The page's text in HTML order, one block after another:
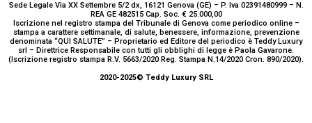
Sede Legale Via XX Settembre 5/2 dx, 16121 Genova (GE) – P. Iva 02391480999 – N.
REA GE 482515 Cap. Soc. € 25.000,00
Iscrizione nel registro stampa del Tribunale di Genova come periodico online –
stampa a carattere settimanale, di salute, benessere, informazione, prevenzione
denominata “QUI SALUTE” – Proprietario ed Editore del periodico è Teddy Luxury
srl – Direttrice Responsabile con tutti gli obblighi di legge è Paola Gavarone.
(Iscrizione registro stampa R.V. 5663/2020 Reg. Stampa N.14/2020 Cron. 890/2020).
2020-2025© Teddy Luxury SRL